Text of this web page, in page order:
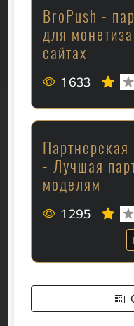
BroPush -
для
сайтах
1 633
- Лучшая
моделям
1 295